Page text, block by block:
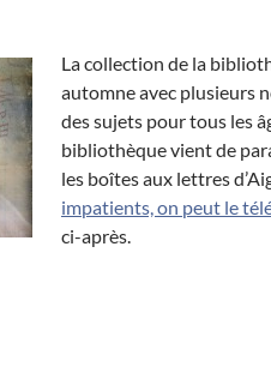
La collection de la
automne avec plusieurs
des sujets pour tous les
bibliothèque vient de
les boîtes aux lettres
impatients, on peut le
ci-après.